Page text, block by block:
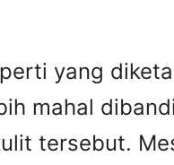
yang
mahal
tersebut.